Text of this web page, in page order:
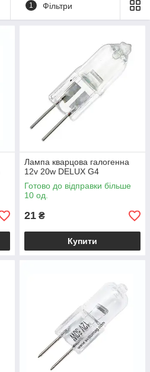
1 Фільтри
Лампа кварцова галогенна
12v 20w DELUX G4
Готово до відправки більше
10 од.
21 ₴
Купити